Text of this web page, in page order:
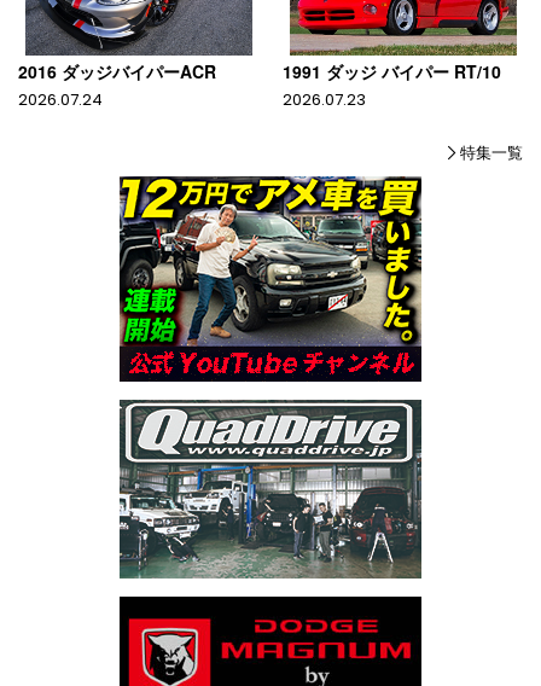
2016 ダッジバイパーACR
2026.07.24
1991 ダッジ バイパー RT/10
2026.07.23
特集一覧